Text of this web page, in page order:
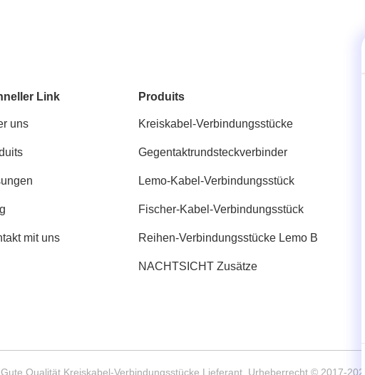
Link
uns
mit uns
Produits
Kreiskabel-Verbindungsstücke
Gegentaktrundsteckverbinder
Lemo-Kabel-Verbindungsstück
Fischer-Kabel-Verbindungsstück
Reihen-Verbindungsstücke Lemo B
NACHTSICHT Zusätze
Qualität Kreiskabel-Verbindungsstücke Lieferant. Urheberrecht © 2017-